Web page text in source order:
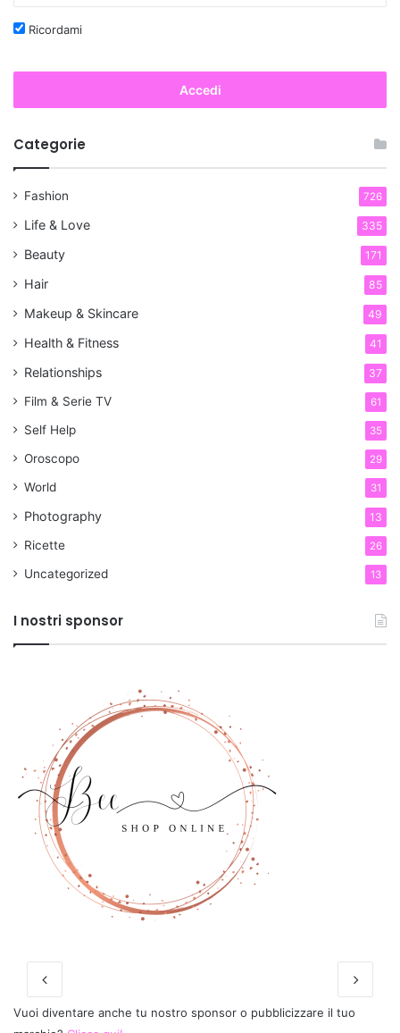
Ricordami
Accedi
Categorie
Fashion 726
Life & Love 335
Beauty 171
Hair 85
Makeup & Skincare 49
Health & Fitness 41
Relationships 37
Film & Serie TV 61
Self Help 35
Oroscopo 29
World 31
Photography 13
Ricette 26
Uncategorized 13
I nostri sponsor
Vuoi diventare anche tu nostro sponsor o pubblicizzare il tuo